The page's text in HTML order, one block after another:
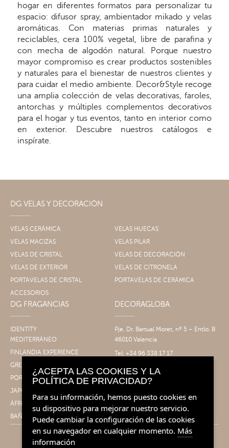
hogar en diferentes formatos para personalizar tu
espacio: difusor spray, ambientador mikado y velas
aromáticas. Con materias primas naturales y
reciclables, cera 100% vegetal, libre de parafina y
con mecha de algodón natural. Porque nuestro
mayor compromiso es crear productos sostenibles
y naturales para el bienestar de nuestros clientes y
para cuidar el medio ambiente. Decor&Style recoge
una amplia colección de velas decorativas, faroles,
antorchas y múltiples complementos decorativos
para el hogar y tus eventos, tanto en interior como
en exterior. Descubre nuestros catálogos e
inspírate.
DG VELAS Y DECORACIÓN
VELAS CERÁMICA
VELAS HUECAS
VELAS MACIZAS
VELAS PILAR
VELAS DE CRISTAL
VELAS DE DECORACIÓN
VELAS DE EXTERIOR
VELAS DE CITRONELA
PORTAVELAS DE CRISTAL
PORTAVELAS DE CERÁMICA
ACCESORIOS
DG FRAGANCIAS
IDENTITY
MEDITERRÁNEO
FINLANDIA EXPERIENCE
GRECIA EXPERIENCE
PORTUGAL EXPERIENCE
JAPÓN EXPERIENCE
ÁFRICA EXPERIENCE
BAÑO&CUERPO
DECORAGLOBA
Pje. Dr. Bartual Moret, nº 5 – Entlo. B
46010 Valencia
Tel: +34 96 338 17 17
info@decoragloba.com
¿ACEPTA LAS COOKIES Y LA
POLÍTICA DE PRIVACIDAD?
Para su información, hemos puesto cookies en
su dispositivo para mejorar nuestro servicio.
Puede cambiar la configuración de las cookies
en su navegador en cualquier momento. Más
información